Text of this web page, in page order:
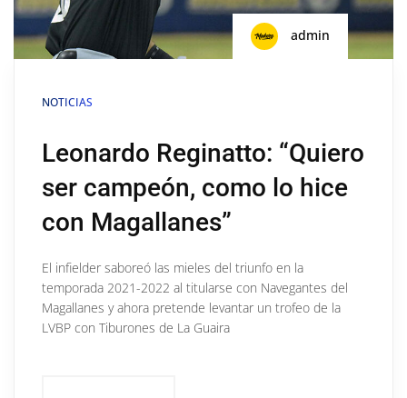
admin
NOTICIAS
Leonardo Reginatto: “Quiero
ser campeón, como lo hice
con Magallanes”
El infielder saboreó las mieles del triunfo en la
temporada 2021-2022 al titularse con Navegantes del
Magallanes y ahora pretende levantar un trofeo de la
LVBP con Tiburones de La Guaira